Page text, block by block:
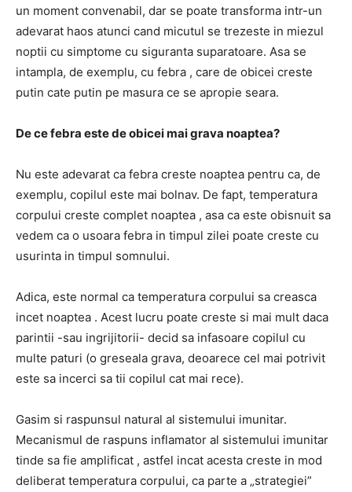
un moment convenabil, dar se poate transforma intr-un
adevarat haos atunci cand micutul se trezeste in miezul
noptii cu simptome cu siguranta suparatoare. Asa se
intampla, de exemplu, cu febra , care de obicei creste
putin cate putin pe masura ce se apropie seara.
De ce febra este de obicei mai grava noaptea?
Nu este adevarat ca febra creste noaptea pentru ca, de
exemplu, copilul este mai bolnav. De fapt, temperatura
corpului creste complet noaptea , asa ca este obisnuit sa
vedem ca o usoara febra in timpul zilei poate creste cu
usurinta in timpul somnului.
Adica, este normal ca temperatura corpului sa creasca
incet noaptea . Acest lucru poate creste si mai mult daca
parintii -sau ingrijitorii- decid sa infasoare copilul cu
multe paturi (o greseala grava, deoarece cel mai potrivit
este sa incerci sa tii copilul cat mai rece).
Gasim si raspunsul natural al sistemului imunitar.
Mecanismul de raspuns inflamator al sistemului imunitar
tinde sa fie amplificat , astfel incat acesta creste in mod
deliberat temperatura corpului, ca parte a „strategiei”